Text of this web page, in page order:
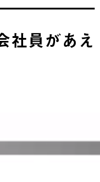
社員があえ